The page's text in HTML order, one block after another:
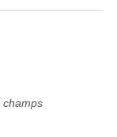
champs